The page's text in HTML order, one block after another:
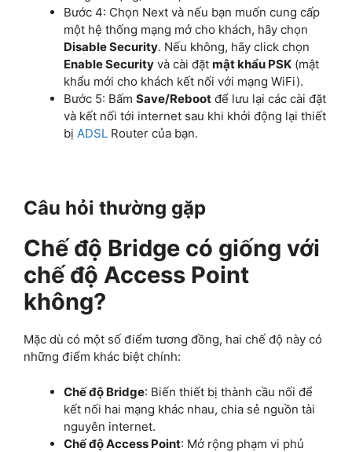
Bước 4: Chọn Next và nếu bạn muốn cung cấp
một hệ thống mạng mở cho khách, hãy chọn
Disable Security. Nếu không, hãy click chọn
Enable Security và cài đặt mật khẩu PSK (mật
khẩu mới cho khách kết nối với mạng WiFi).
Bước 5: Bấm Save/Reboot để lưu lại các cài đặt
và kết nối tới internet sau khi khởi động lại thiết
bị ADSL Router của bạn.
Câu hỏi thường gặp
Chế độ Bridge có giống với
chế độ Access Point
không?
Mặc dù có một số điểm tương đồng, hai chế độ này có
những điểm khác biệt chính:
Chế độ Bridge: Biến thiết bị thành cầu nối để
kết nối hai mạng khác nhau, chia sẻ nguồn tài
nguyên internet.
Chế độ Access Point: Mở rộng phạm vi phủ